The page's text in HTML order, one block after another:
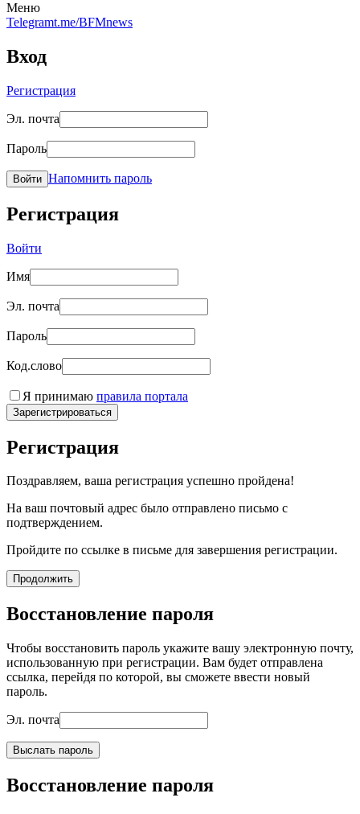
Меню
Telegramt.me/BFMnews
Вход
Регистрация
Эл. почта
Пароль
Войти Напомнить пароль
Регистрация
Войти
Имя
Эл. почта
Пароль
Код.слово
Я принимаю правила портала
Зарегистрироваться
Регистрация
Поздравляем, ваша регистрация успешно пройдена!
На ваш почтовый адрес было отправлено письмо с
подтверждением.
Пройдите по ссылке в письме для завершения регистрации.
Продолжить
Восстановление пароля
Чтобы восстановить пароль укажите вашу электронную почту,
использованную при регистрации. Вам будет отправлена
ссылка, перейдя по которой, вы сможете ввести новый
пароль.
Эл. почта
Выслать пароль
Восстановление пароля